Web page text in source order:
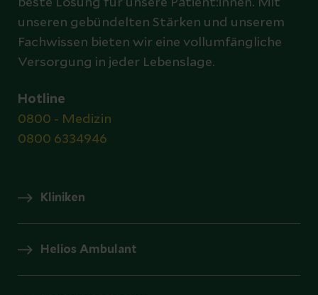
beste Lösung für unsere Patient:innen. Mit
unseren gebündelten Stärken und unserem
Fachwissen bieten wir eine vollumfängliche
Versorgung in jeder Lebenslage.
Hotline
0800 - Medizin
0800 6334946
Kliniken
Helios Ambulant